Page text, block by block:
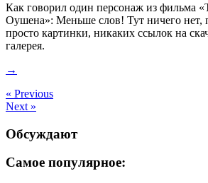
Как говорил один персонаж из фильма
Оушена»: Меньше слов! Тут ничего нет,
просто картинки, никаких ссылок на
галерея.
→
« Previous
Next »
Обсуждают
Самое популярное: